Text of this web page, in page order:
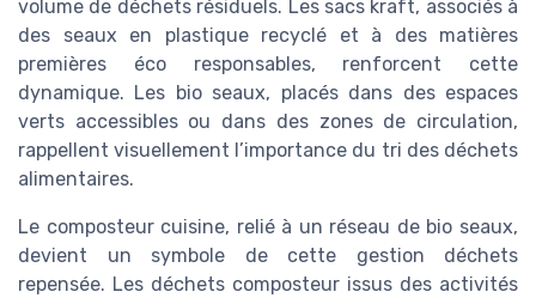
volume de déchets résiduels. Les sacs kraft, associés à
des seaux en plastique recyclé et à des matières
premières éco responsables, renforcent cette
dynamique. Les bio seaux, placés dans des espaces
verts accessibles ou dans des zones de circulation,
rappellent visuellement l’importance du tri des déchets
alimentaires.
Le composteur cuisine, relié à un réseau de bio seaux,
devient un symbole de cette gestion déchets
repensée. Les déchets composteur issus des activités